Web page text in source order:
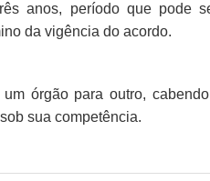
anos, período que pode
da vigência do acordo.
órgão para outro,
sua competência.